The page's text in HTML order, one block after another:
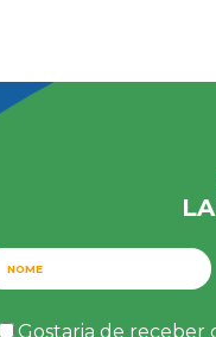
Gostaria de receber